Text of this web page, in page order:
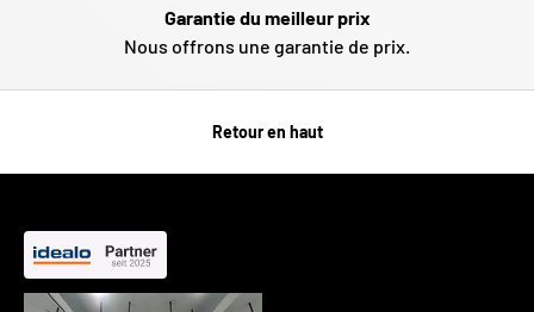
Garantie du meilleur prix
Nous offrons une garantie de prix.
Retour en haut